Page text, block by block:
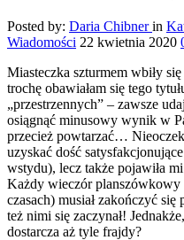
Posted by: Daria Chibnerin
Wiadomości 22 kwietnia 2020
Miasteczka szturmem wbiły
trochę obawiałam się tego
„przestrzennych” – zawsze
osiągnąć minusowy wynik w
przecież powtarzać…
uzyskać dość
wstydu), lecz także pojawiła
Każdy wieczór planszówkowy
czasach) musiał zakończyć
też nimi się zaczynał!
dostarcza aż tyle frajdy?